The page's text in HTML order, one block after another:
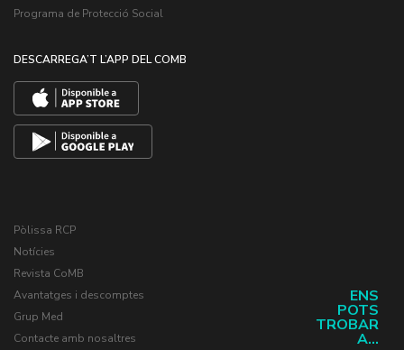
ENS
POTS
TROBAR
A...
Programa de Protecció Social
DESCARREGA’T L’APP DEL COMB
Pòlissa RCP
Notícies
Revista CoMB
Avantatges i descomptes
Grup Med
Contacte amb nosaltres